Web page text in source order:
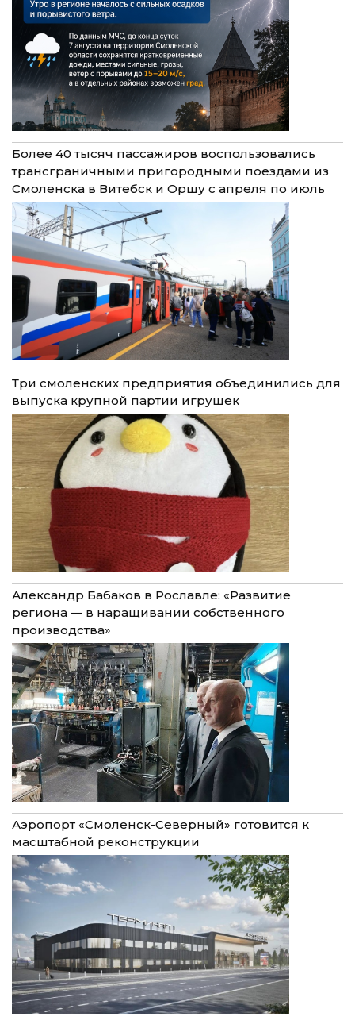
Более 40 тысяч пассажиров воспользовались
трансграничными пригородными поездами из
Смоленска в Витебск и Оршу с апреля по июль
Три смоленских предприятия объединились для
выпуска крупной партии игрушек
Александр Бабаков в Рославле: «Развитие
региона — в наращивании собственного
производства»
Аэропорт «Смоленск-Северный» готовится к
масштабной реконструкции